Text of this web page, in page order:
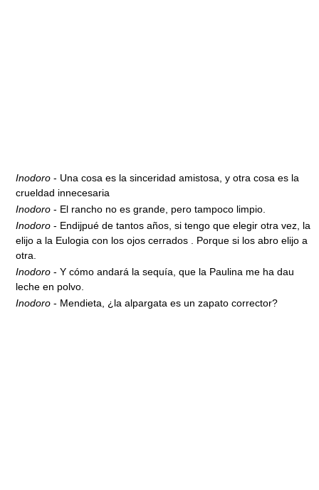
Inodoro - Una cosa es la sinceridad amistosa, y otra cosa es la
crueldad innecesaria
Inodoro - El rancho no es grande, pero tampoco limpio.
Inodoro - Endijpué de tantos años, si tengo que elegir otra vez, la
elijo a la Eulogia con los ojos cerrados . Porque si los abro elijo a
otra.
Inodoro - Y cómo andará la sequía, que la Paulina me ha dau
leche en polvo.
Inodoro - Mendieta, ¿la alpargata es un zapato corrector?